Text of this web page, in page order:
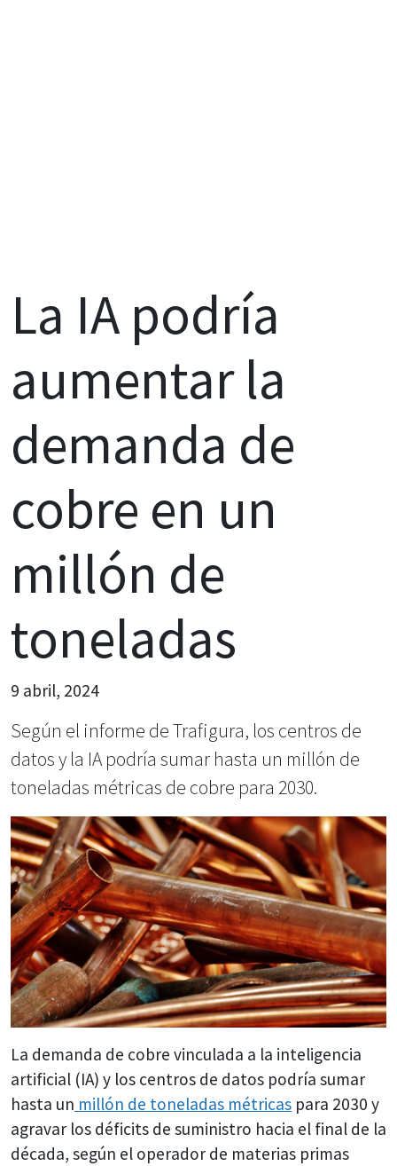
La IA podría
aumentar la
demanda de
cobre en un
millón de
toneladas
9 abril, 2024
Según el informe de Trafigura, los centros de
datos y la IA podría sumar hasta un millón de
toneladas métricas de cobre para 2030.
La demanda de cobre vinculada a la inteligencia
artificial (IA) y los centros de datos podría sumar
hasta un millón de toneladas métricas para 2030 y
agravar los déficits de suministro hacia el final de la
década, según el operador de materias primas